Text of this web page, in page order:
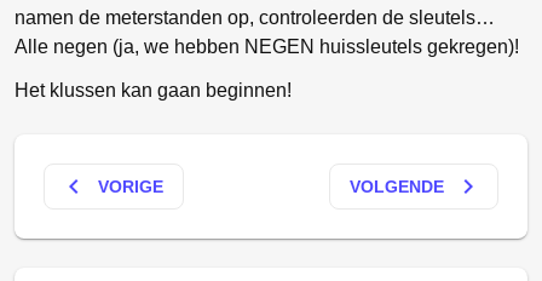
namen de meterstanden op, controleerden de sleutels…
Alle negen (ja, we hebben NEGEN huissleutels gekregen)!
Het klussen kan gaan beginnen!
keyboard_arrow_left VORIGE VOLGENDE keyboard_arrow_right